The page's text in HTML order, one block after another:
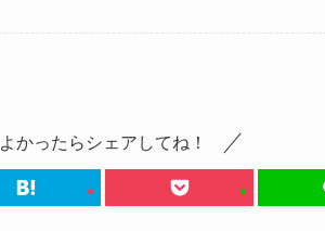
よかったらシェアしてね！